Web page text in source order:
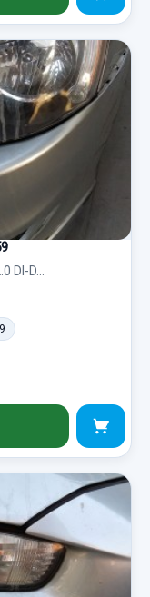
DI-D...